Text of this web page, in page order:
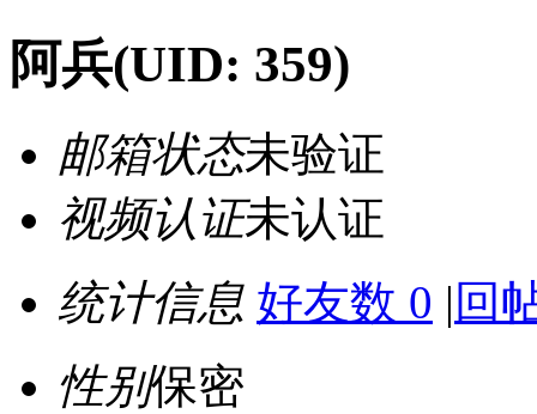
阿兵(UID: 359)
邮箱状态未验证
视频认证未认证
统计信息 好友数 0 | 回
性别保密